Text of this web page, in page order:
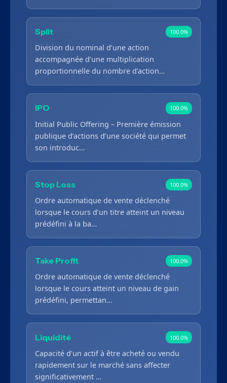
Split 100.0%
Division du nominal d’une action
accompagnée d’une multiplication
proportionnelle du nombre d’action…
IPO 100.0%
Initial Public Offering – Première émission
publique d’actions d’une société qui permet
son introduc…
Stop Loss 100.0%
Ordre automatique de vente déclenché
lorsque le cours d’un titre atteint un niveau
prédéfini à la ba…
Take Profit 100.0%
Ordre automatique de vente déclenché
lorsque le cours atteint un niveau de gain
prédéfini, permettan…
Liquidité 100.0%
Capacité d’un actif à être acheté ou vendu
rapidement sur le marché sans affecter
significativement …